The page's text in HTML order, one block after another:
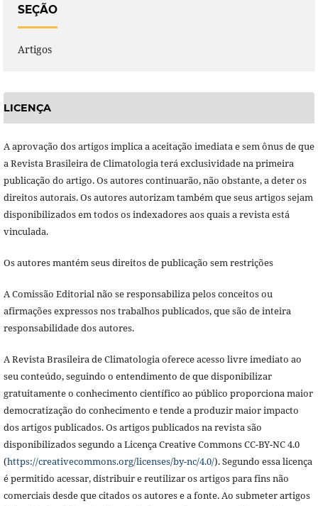
SEÇÃO
Artigos
LICENÇA
A aprovação dos artigos implica a aceitação imediata e sem ônus de que
a Revista Brasileira de Climatologia terá exclusividade na primeira
publicação do artigo. Os autores continuarão, não obstante, a deter os
direitos autorais. Os autores autorizam também que seus artigos sejam
disponibilizados em todos os indexadores aos quais a revista está
vinculada.
Os autores mantém seus direitos de publicação sem restrições
A Comissão Editorial não se responsabiliza pelos conceitos ou
afirmações expressos nos trabalhos publicados, que são de inteira
responsabilidade dos autores.
A Revista Brasileira de Climatologia oferece acesso livre imediato ao
seu conteúdo, seguindo o entendimento de que disponibilizar
gratuitamente o conhecimento científico ao público proporciona maior
democratização do conhecimento e tende a produzir maior impacto
dos artigos publicados. Os artigos publicados na revista são
disponibilizados segundo a Licença Creative Commons CC-BY-NC 4.0
(https://creativecommons.org/licenses/by-nc/4.0/). Segundo essa licença
é permitido acessar, distribuir e reutilizar os artigos para fins não
comerciais desde que citados os autores e a fonte. Ao submeter artigos